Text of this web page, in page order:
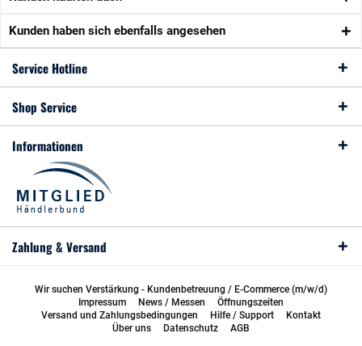
Kunden haben sich ebenfalls angesehen
Service Hotline
Shop Service
Informationen
Zahlung & Versand
Wir suchen Verstärkung - Kundenbetreuung / E-Commerce (m/w/d)
Impressum
News / Messen
Öffnungszeiten
Versand und Zahlungsbedingungen
Hilfe / Support
Kontakt
Über uns
Datenschutz AGB